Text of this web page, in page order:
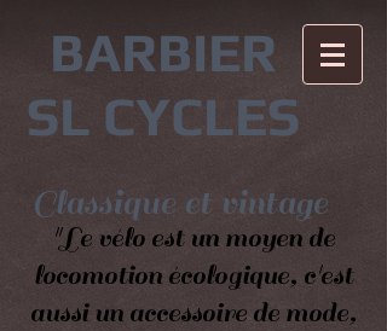
BARBIER
SL CYCLES
Classique et vintage
"Le vélo est un moyen de
locomotion écologique, c'est
aussi un accessoire de mode,